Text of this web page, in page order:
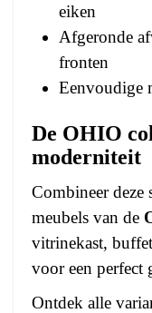
eiken
Afgeronde
fronten
Eenvoudige
De OHIO
moderniteit
Combineer deze
meubels van de
vitrinekast,
voor een perfect
Ontdek alle